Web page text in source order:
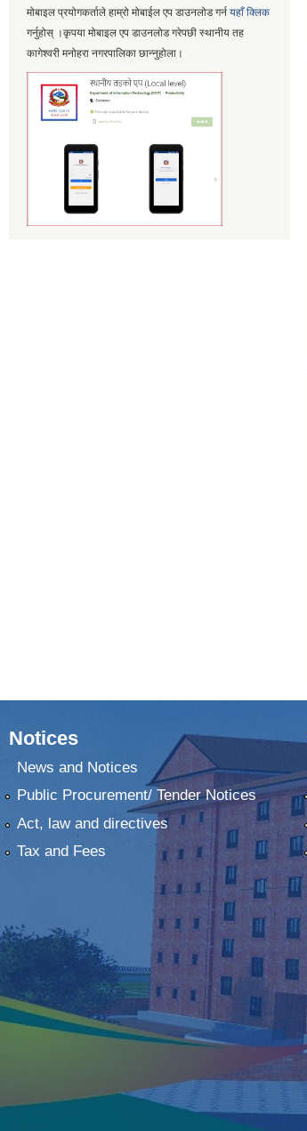
मोबाइल प्रयोगकर्ताले हाम्रो मोबाईल एप डाउनलोड गर्न यहाँ क्लिक
गर्नुहोस् ।कृपया मोबाइल एप डाउनलोड गरेपछी स्थानीय तह
कागेश्वरी मनोहरा नगरपालिका छान्नुहोला।
Notices
News and Notices
Public Procurement/ Tender Notices
Act, law and directives
Tax and Fees